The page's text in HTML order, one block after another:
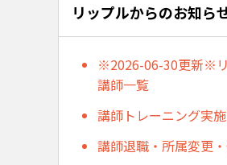
リップルからのお知ら
※2026-06-30更新※リ
講師一覧
講師トレーニング実
講師退職・所属変更